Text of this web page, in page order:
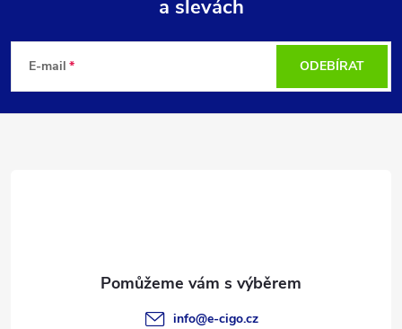
p
a slevách
E-mail ODEBÍRAT
info@e-cigo.cz